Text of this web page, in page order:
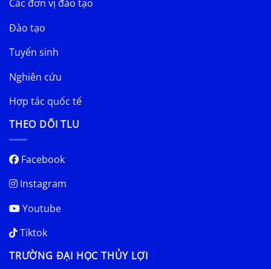
Các đơn vị đào tạo
Đào tạo
Tuyển sinh
Nghiên cứu
Hợp tác quốc tế
THEO DÕI TLU
Facebook
Instagram
Youtube
Tiktok
TRƯỜNG ĐẠI HỌC THỦY LỢI